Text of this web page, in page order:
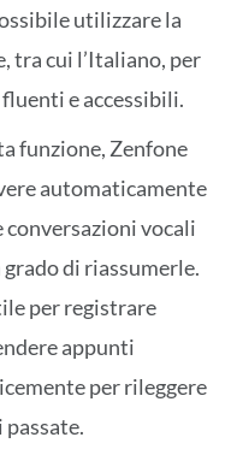
utilizzare la
tra cui l’Italiano, per
e accessibili.
funzione, Zenfone
automaticamente
vocali
di riassumerle.
per registrare
appunti
per rileggere